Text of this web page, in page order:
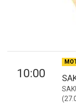
10:00